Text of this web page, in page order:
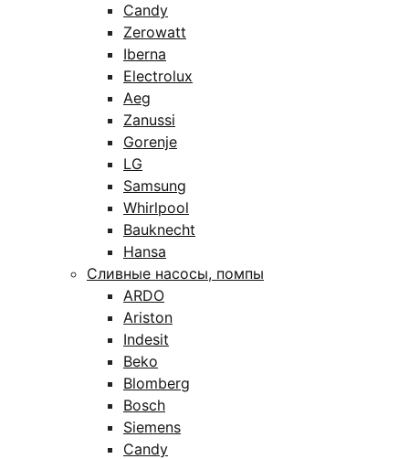
Candy
Zerowatt
Iberna
Electrolux
Aeg
Zanussi
Gorenje
LG
Samsung
Whirlpool
Bauknecht
Hansa
Сливные насосы, помпы
ARDO
Ariston
Indesit
Beko
Blomberg
Bosch
Siemens
Candy